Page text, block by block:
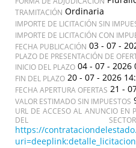
TRAMITACIÓN Ordinaria
IMPORTE DE LICITACIÓN SIN
IMPORTE DE LICITACIÓN CON
FECHA PUBLICACIÓN 03 - 07 -
PLAZO DE PRESENTACIÓN DE
INICIO DEL PLAZO 04 - 07 - 2026
FIN DEL PLAZO 20 - 07 - 2026
FECHA APERTURA OFERTAS 21 -
VALOR ESTIMADO SIN IMPUESTOS
URL DE ACCESO AL ANUNCIO EN
DEL
https://